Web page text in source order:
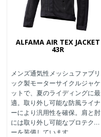
ALFAMA AIR TEX JACKET
43R
メンズ通気性メッシュファブリ
ック製モーターサイクルジャケ
ットで、夏のライディングに最
適。取り外し可能な防風ライナ
ーにより汎用性を確保。肩と肘
には取り外し可能なプロテクタ
ーを装備しています。